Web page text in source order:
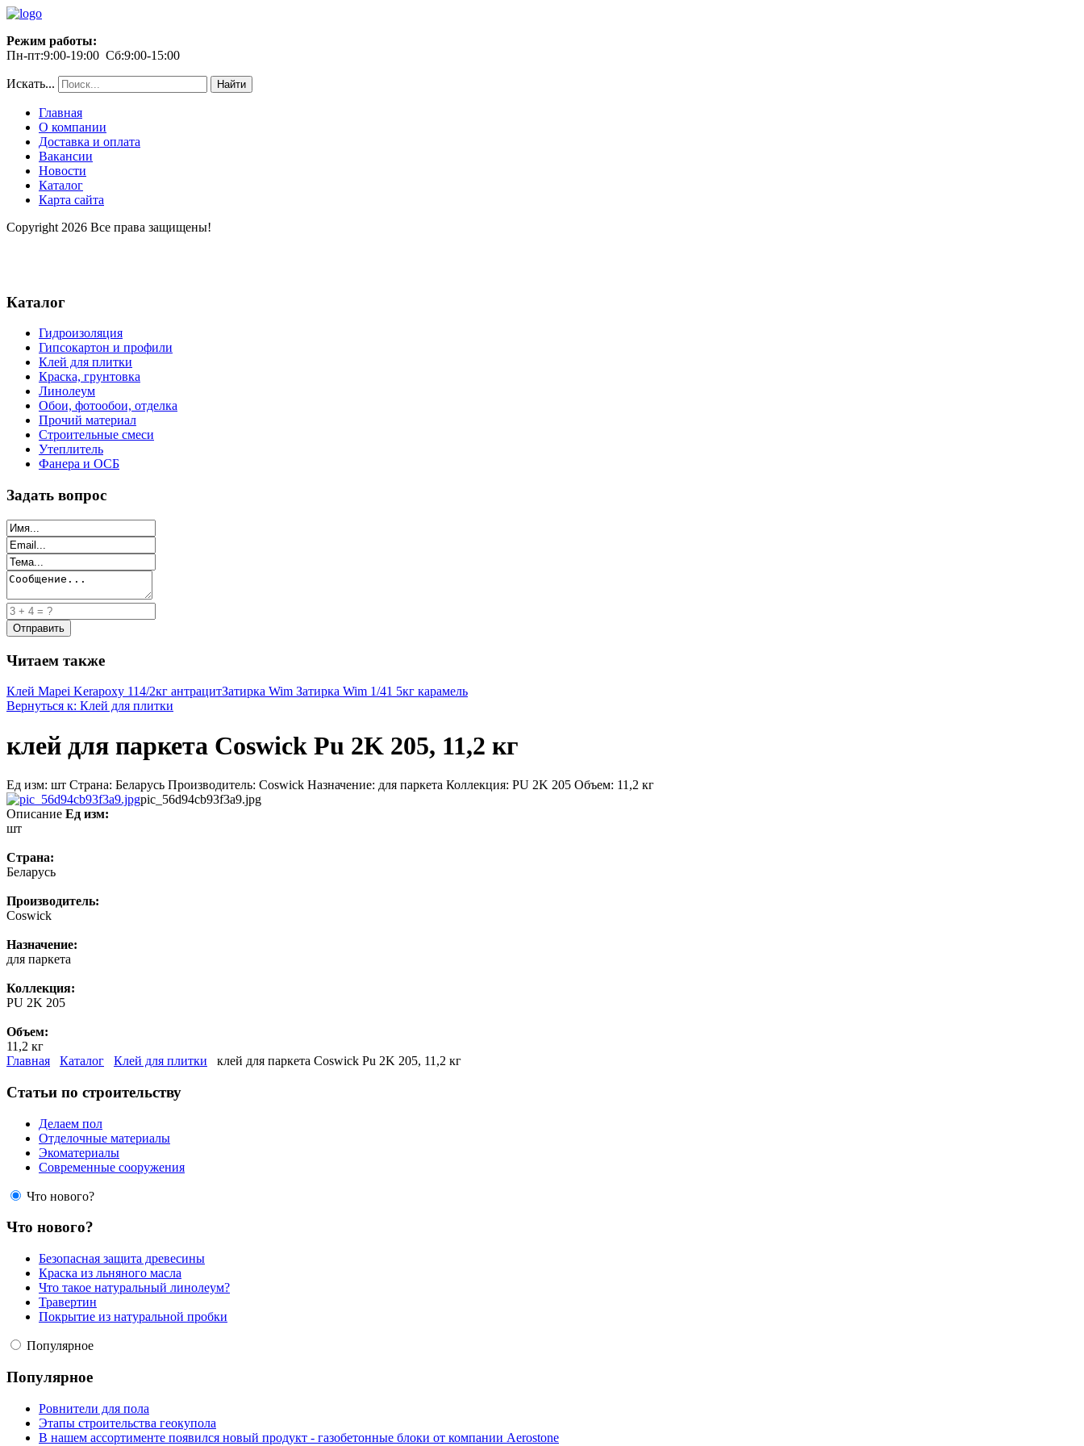
Режим работы:
Пн-пт:9:00-19:00 Сб:9:00-15:00
Искать... Найти
Главная
О компании
Доставка и оплата
Вакансии
Новости
Каталог
Карта сайта
Copyright 2026 Все права защищены!
Каталог
Гидроизоляция
Гипсокартон и профили
Клей для плитки
Краска, грунтовка
Линолеум
Обои, фотообои, отделка
Прочий материал
Строительные смеси
Утеплитель
Фанера и ОСБ
Задать вопрос
Читаем также
Клей Mapei Kerapoxy 114/2кг антрацитЗатирка Wim Затирка Wim 1/41 5кг карамель
Вернуться к: Клей для плитки
клей для паркета Coswick Pu 2K 205, 11,2 кг
Ед изм: шт Страна: Беларусь Производитель: Coswick Назначение: для паркета Коллекция: PU 2K 205 Объем: 11,2 кг
pic_56d94cb93f3a9.jpg
Описание Ед изм:
шт
Страна:
Беларусь
Производитель:
Coswick
Назначение:
для паркета
Коллекция:
PU 2K 205
Объем:
11,2 кг
Главная
Каталог Клей для плитки клей для паркета Coswick Pu 2K 205, 11,2 кг
Статьи по строительству
Делаем пол
Отделочные материалы
Экоматериалы
Современные сооружения
Что нового?
Что нового?
Безопасная защита древесины
Краска из льняного масла
Что такое натуральный линолеум?
Травертин
Покрытие из натуральной пробки
Популярное
Популярное
Ровнители для пола
Этапы строительства геокупола
В нашем ассортименте появился новый продукт - газобетонные блоки от компании Aerostone